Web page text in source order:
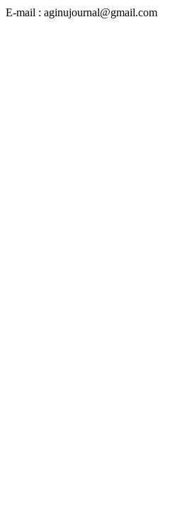
E-mail : aginujournal@gmail.com